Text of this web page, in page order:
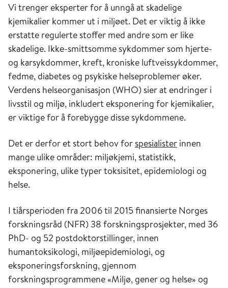
Vi trenger eksperter for å unngå at skadelige
kjemikalier kommer ut i miljøet. Det er viktig å ikke
erstatte regulerte stoffer med andre som er like
skadelige. Ikke-smittsomme sykdommer som hjerte-
og karsykdommer, kreft, kroniske luftveissykdommer,
fedme, diabetes og psykiske helseproblemer øker.
Verdens helseorganisasjon (WHO) sier at endringer i
livsstil og miljø, inkludert eksponering for kjemikalier,
er viktige for å forebygge disse sykdommene.
Det er derfor et stort behov for spesialister innen
mange ulike områder: miljøkjemi, statistikk,
eksponering, ulike typer toksisitet, epidemiologi og
helse.
I tiårsperioden fra 2006 til 2015 finansierte Norges
forskningsråd (NFR) 38 forskningsprosjekter, med 36
PhD- og 52 postdoktorstillinger, innen
humantoksikologi, miljøepidemiologi, og
eksponeringsforskning, gjennom
forskningsprogrammene «Miljø, gener og helse» og